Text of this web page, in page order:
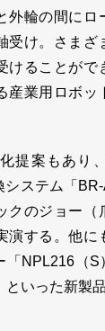
外輪の間にロ
受け。さまざ
けることがで
産業用ロボッ
提案もあり、
システム「
クのジョー（
演する。他に
「NPL216（S
いった新製